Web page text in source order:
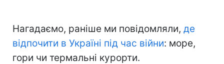
Нагадаємо, раніше ми повідомляли, де
відпочити в Україні під час війни: море,
гори чи термальні курорти.